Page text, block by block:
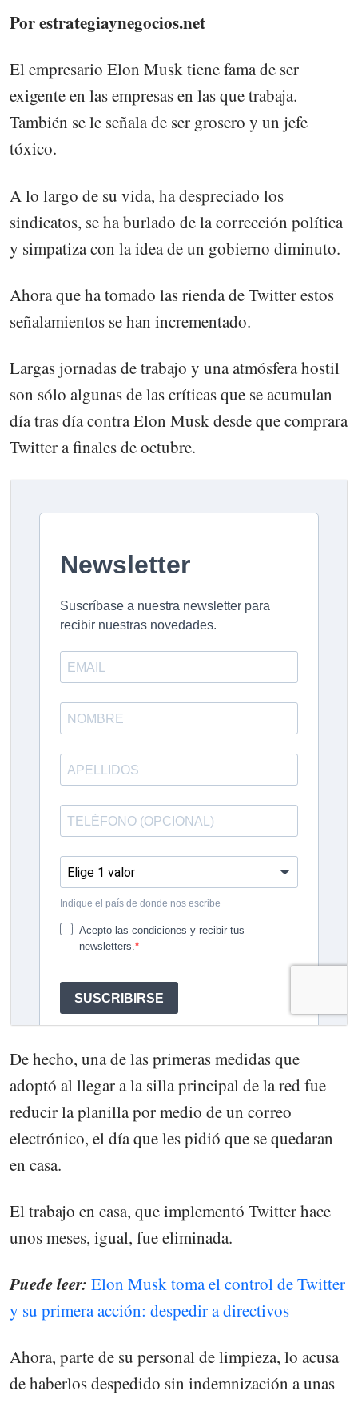
Por estrategiaynegocios.net
El empresario Elon Musk tiene fama de ser
exigente en las empresas en las que trabaja.
También se le señala de ser grosero y un jefe
tóxico.
A lo largo de su vida, ha despreciado los
sindicatos, se ha burlado de la corrección política
y simpatiza con la idea de un gobierno diminuto.
Ahora que ha tomado las rienda de Twitter estos
señalamientos se han incrementado.
Largas jornadas de trabajo y una atmósfera hostil
son sólo algunas de las críticas que se acumulan
día tras día contra Elon Musk desde que comprara
Twitter a finales de octubre.
De hecho, una de las primeras medidas que
adoptó al llegar a la silla principal de la red fue
reducir la planilla por medio de un correo
electrónico, el día que les pidió que se quedaran
en casa.
El trabajo en casa, que implementó Twitter hace
unos meses, igual, fue eliminada.
Puede leer: Elon Musk toma el control de Twitter
y su primera acción: despedir a directivos
Ahora, parte de su personal de limpieza, lo acusa
de haberlos despedido sin indemnización a unas